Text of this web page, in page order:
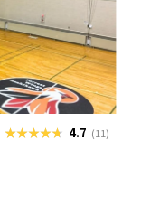
★★★★★
★★★★★ 4.7 (11)